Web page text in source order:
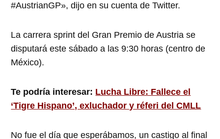
#AustrianGP», dijo en su cuenta de Twitter.
La carrera sprint del Gran Premio de Austria se
disputará este sábado a las 9:30 horas (centro de
México).
Te podría interesar: Lucha Libre: Fallece el
‘Tigre Hispano’, exluchador y réferi del CMLL
No fue el día que esperábamos, un castigo al final